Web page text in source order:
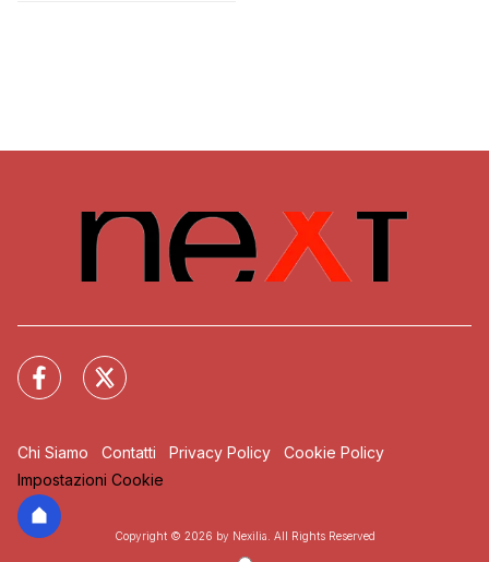
Chi Siamo Contatti Privacy Policy
Cookie Policy
Impostazioni Cookie
Copyright © 2026 by Nexilia. All Rights Reserved